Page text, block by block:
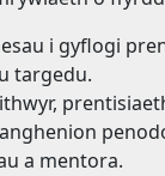
i gyflogi
targedu.
a mentora.